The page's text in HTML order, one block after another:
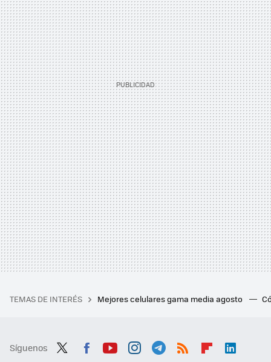
TEMAS DE INTERÉS Mejores celulares gama media agosto
Síguenos